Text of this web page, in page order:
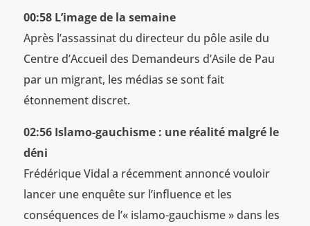
00:58 L’image de la semaine
Après l’assassinat du directeur du pôle asile du
Centre d’Accueil des Demandeurs d’Asile de Pau
par un migrant, les médias se sont fait
étonnement discret.
02:56 Islamo-gauchisme : une réalité malgré le
déni
Frédérique Vidal a récemment annoncé vouloir
lancer une enquête sur l’influence et les
conséquences de l’« islamo-gauchisme » dans les